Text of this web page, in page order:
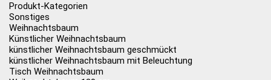
Produkt-Kategorien
Sonstiges
Weihnachtsbaum
Künstlicher Weihnachtsbaum
künstlicher Weihnachtsbaum geschmückt
künstlicher Weihnachtsbaum mit Beleuchtung
Tisch Weihnachtsbaum